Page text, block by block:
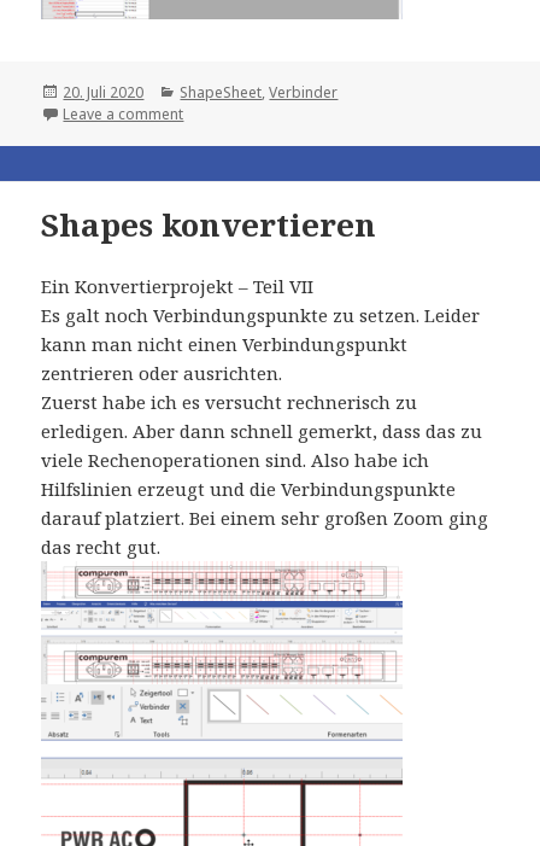
Posted
on
20. Juli 2020 Categories
ShapeSheet,Verbinder
Leave a comment
Shapes konvertieren
Ein Konvertierprojekt – Teil VII
Es galt noch Verbindungspunkte zu setzen. Leider
kann man nicht einen Verbindungspunkt
zentrieren oder ausrichten.
Zuerst habe ich es versucht rechnerisch zu
erledigen. Aber dann schnell gemerkt, dass das zu
viele Rechenoperationen sind. Also habe ich
Hilfslinien erzeugt und die Verbindungspunkte
darauf platziert. Bei einem sehr großen Zoom ging
das recht gut.